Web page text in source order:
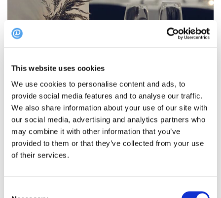
This website uses cookies
We use cookies to personalise content and ads, to
provide social media features and to analyse our traffic.
We also share information about your use of our site with
our social media, advertising and analytics partners who
may combine it with other information that you’ve
provided to them or that they’ve collected from your use
of their services.
Foto: Restaurant Vår
Restaurant Vår er en lille og intim restaurant, som ligger inde
midt i Odense. Deres fokus ligger især på bæredygtighed,